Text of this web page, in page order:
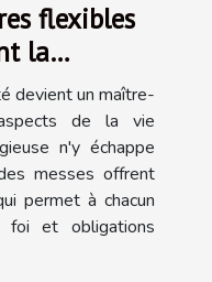
flexibles
la
devient un maître-
de la vie
n'y échappe
messes offrent
permet à chacun
foi et obligations